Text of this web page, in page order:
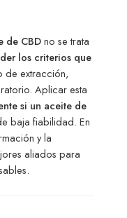
de CBDno se trata
los criterios que
de extracción,
Aplicar esta
si un aceite de
baja fiabilidad. En
y la
aliados para